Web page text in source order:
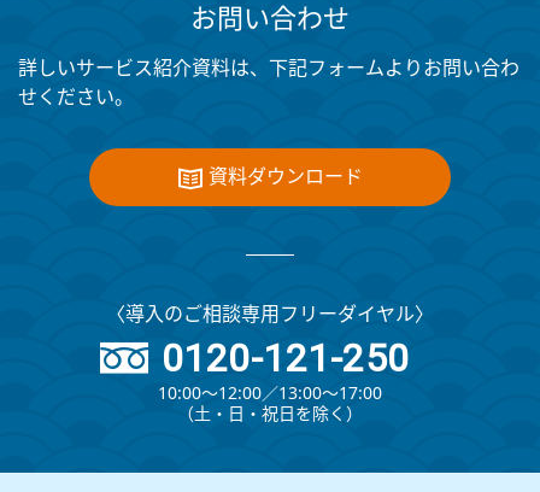
お問い合わせ
詳しいサービス紹介資料は、下記フォームよりお問い合わ
せください。
資料ダウンロード
〈導入のご相談専用フリーダイヤル〉
0120-121-250
10:00～12:00∕13:00～17:00
（⼟・⽇・祝⽇を除く）